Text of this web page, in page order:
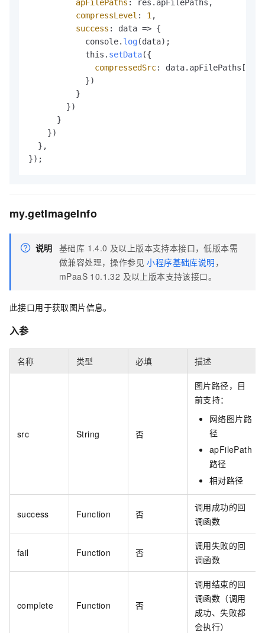
apFilePaths : res.apFilePaths,
compressLevel : 1 ,
success : data => {
            console.
log(data);
            this.
setData({
compressedSrc: data.apFilePaths[
            })
          }
        })
      }
    })
  },
});
my.getImageInfo
说明 基础库 1.4.0 及以上版本支持本接口，低版本需
做兼容处理，操作参见小程序基础库说明 ，
mPaaS 10.1.32 及以上版本支持该接口。
此接口用于获取图片信息。
入参
名称 类型 必填 描述
src String 否
图片路径，目
前支持：
网络图片路
径
apFilePath
路径
相对路径
success Function 否
调用成功的回
调函数
fail Function 否
调用失败的回
调函数
complete Function 否
调用结束的回
调函数（调用
成功、失败都
会执行）